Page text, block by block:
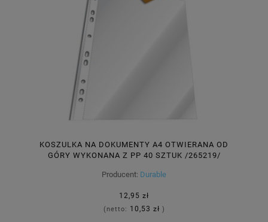
KOSZULKA NA DOKUMENTY A4 OTWIERANA OD
GÓRY WYKONANA Z PP 40 SZTUK /265219/
Producent: Durable
12,95 zł
(netto: 10,53 zł )